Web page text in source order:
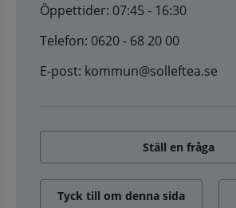
Öppettider: 07:45 - 16:30
Telefon: 0620 - 68 20 00
E-post: kommun@solleftea.se
Ställ en fråga
Tyck till om denna sida